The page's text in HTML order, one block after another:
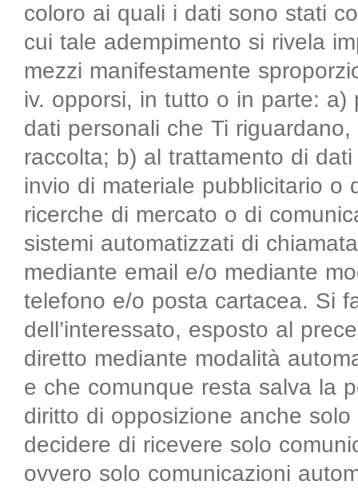
coloro ai quali i dati sono stati
cui tale adempimento si rivela
mezzi manifestamente
iv. opporsi, in tutto o in parte:
dati personali che Ti
raccolta; b) al trattamento di
invio di materiale pubblicitario o
ricerche di mercato o di
sistemi automatizzati di
mediante email e/o mediante
telefono e/o posta cartacea. Si
dell’interessato, esposto al
diretto mediante modalità
e che comunque resta salva la
diritto di opposizione anche
decidere di ricevere solo
ovvero solo comunicazioni